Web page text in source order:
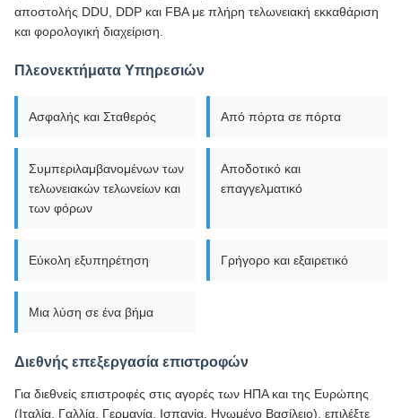
αποστολής DDU, DDP και FBA με πλήρη τελωνειακή εκκαθάριση
και φορολογική διαχείριση.
Πλεονεκτήματα Υπηρεσιών
Ασφαλής και Σταθερός Από πόρτα σε πόρτα
Συμπεριλαμβανομένων των
τελωνειακών τελωνείων και
των φόρων
Αποδοτικό και
επαγγελματικό
Εύκολη εξυπηρέτηση Γρήγορο και εξαιρετικό
Μια λύση σε ένα βήμα
Διεθνής επεξεργασία επιστροφών
Για διεθνείς επιστροφές στις αγορές των ΗΠΑ και της Ευρώπης
(Ιταλία, Γαλλία, Γερμανία, Ισπανία, Ηνωμένο Βασίλειο), επιλέξτε